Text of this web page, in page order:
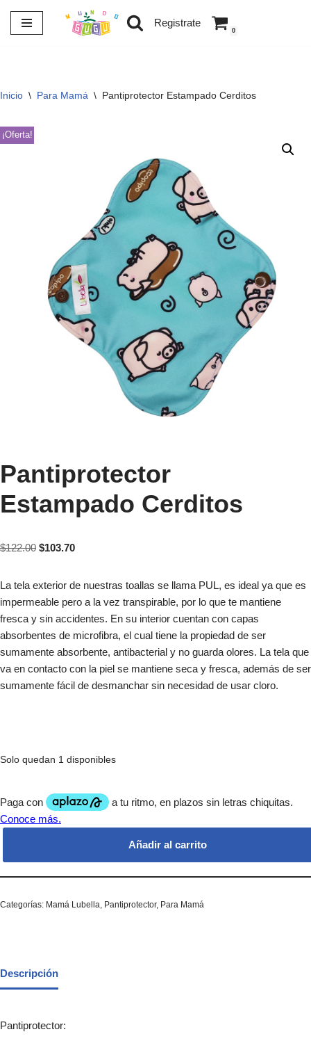
Saltar
Registrate
0
Inicio \ Para Mamá \ Pantiprotector Estampado Cerditos
¡Oferta!
Pantiprotector
Estampado Cerditos
$122.00 $103.70
La tela exterior de nuestras toallas se llama PUL, es ideal ya que es
impermeable pero a la vez transpirable, por lo que te mantiene
fresca y sin accidentes. En su interior cuentan con capas
absorbentes de microfibra, el cual tiene la propiedad de ser
sumamente absorbente, antibacterial y no guarda olores. La tela que
va en contacto con la piel se mantiene seca y fresca, además de ser
sumamente fácil de desmanchar sin necesidad de usar cloro.
Solo quedan 1 disponibles
Añadir al carrito
Categorías: Mamá Lubella Pantiprotector, Para Mamá
Descripción
Pantiprotector: